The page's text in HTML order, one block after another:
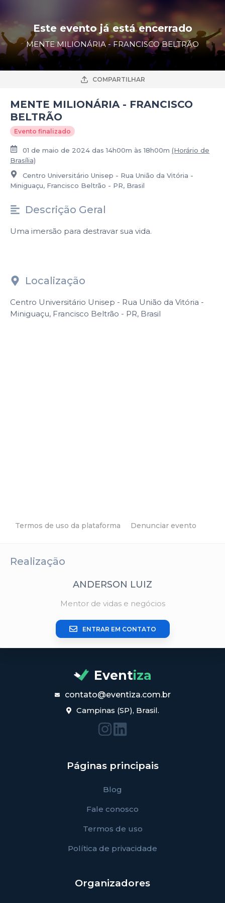
Este evento já está encerrado
MENTE MILIONÁRIA - FRANCISCO BELTRÃO
COMPARTILHAR
MENTE MILIONÁRIA - FRANCISCO
BELTRÃO
Evento finalizado
01 de maio de 2024 das 14h00m às 18h00m (Horário de
Brasília)
Centro Universitário Unisep - Rua União da Vitória -
Miniguaçu, Francisco Beltrão - PR, Brasil
Descrição Geral
Uma imersão para destravar sua vida.
Localização
Centro Universitário Unisep - Rua União da Vitória -
Miniguaçu, Francisco Beltrão - PR, Brasil
Termos de uso da plataforma Denunciar evento
Realização
ANDERSON LUIZ
Mentor de vidas e negócios
ENTRAR EM CONTATO
Eventiza
contato@eventiza.com.br
Campinas (SP), Brasil.
Páginas principais
Blog
Fale conosco
Termos de uso
Política de privacidade
Organizadores